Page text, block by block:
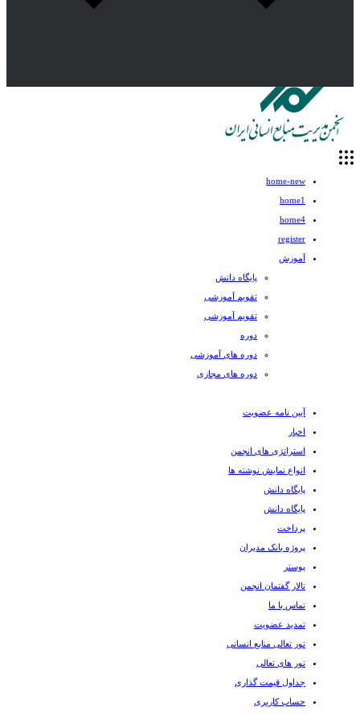
home-new
home1
home4
register
آموزش
پایگاه دانش
تقویم آموزشی
تقویم آموزشی
دوره
دوره های آموزشی
دوره های مجازی
آیین نامه عضویت
اخبار
استراتژی های انجمن
انواع نمایش نوشته ها
پایگاه دانش
پایگاه دانش
پرداخت
پروژه بانک مدیران
پوستر
تالار گفتمان انجمن
تماس با ما
تمدید عضویت
تور تعالی منابع انسانی
تور های تعالی
جداول قیمت گذاری
حساب کاربری